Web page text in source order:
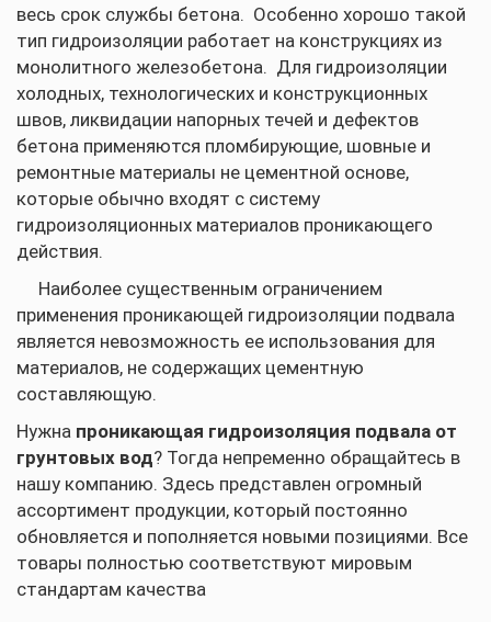
весь срок службы бетона. Особенно хорошо такой
тип гидроизоляции работает на конструкциях из
монолитного железобетона. Для гидроизоляции
холодных, технологических и конструкционных
швов, ликвидации напорных течей и дефектов
бетона применяются пломбирующие, шовные и
ремонтные материалы не цементной основе,
которые обычно входят с систему
гидроизоляционных материалов проникающего
действия.
Наиболее существенным ограничением
применения проникающей гидроизоляции подвала
является невозможность ее использования для
материалов, не содержащих цементную
составляющую.
Нужна проникающая гидроизоляция подвала от
грунтовых вод? Тогда непременно обращайтесь в
нашу компанию. Здесь представлен огромный
ассортимент продукции, который постоянно
обновляется и пополняется новыми позициями. Все
товары полностью соответствуют мировым
стандартам качества